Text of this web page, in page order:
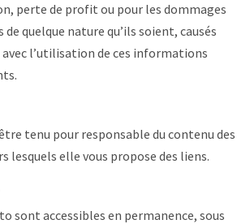
perte de profit ou pour les dommages
quelque nature qu’ils soient, causés
l’utilisation de ces informations
tenu pour responsable du contenu des
lesquels elle vous propose des liens.
sont accessibles en permanence, sous